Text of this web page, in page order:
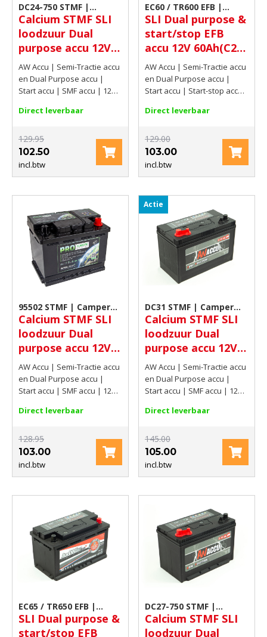
DC24-750 STMF |
Camper accu
Calcium STMF SLI
loodzuur Dual
purpose accu 12V
75Ah(20hrs) 750
AMP CCA EN
AW Accu | Semi-Tractie accu
en Dual Purpose accu |
Start accu | SMF accu | 12V |
EN
Direct leverbaar
129.95
102.50
incl.btw
EC60 / TR600 EFB |
Camper accu
SLI Dual purpose &
start/stop EFB
accu 12V 60Ah(C20)
600 AMP CCA EN
AW Accu | Semi-Tractie accu
en Dual Purpose accu |
Start accu | Start-stop accu |
60Ah(C20) | 600 AMP CCA EN
Direct leverbaar
129.00
103.00
incl.btw
95502 STMF | Camper
accu
Calcium STMF SLI
loodzuur Dual
purpose accu 12V
60Ah(C20) 510 AMP
CCA EN
AW Accu | Semi-Tractie accu
en Dual Purpose accu |
Start accu | SMF accu | 12V |
Direct leverbaar
128.95
103.00
incl.btw
Actie
DC31 STMF | Camper
accu
Calcium STMF SLI
loodzuur Dual
purpose accu 12V
100Ah 700 AMP
CCA EN
AW Accu | Semi-Tractie accu
en Dual Purpose accu |
Start accu | SMF accu | 12V |
Direct leverbaar
145.00
105.00
incl.btw
EC65 / TR650 EFB |
Camper accu
SLI Dual purpose &
start/stop EFB
DC27-750 STMF |
Camper accu
Calcium STMF SLI
loodzuur Dual